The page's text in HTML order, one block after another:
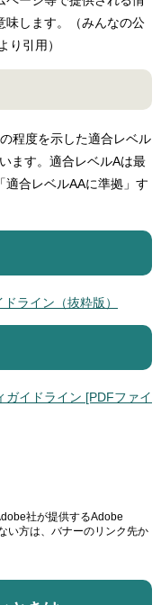
味します。（みんなの公
り引用）
程度を示した適合レベル
ます。適合レベルAは最
合レベルAAに準拠」す
ライン（抜粋版）
イドライン [PDFファイ
社が提供するAdobe
い方は、バナーのリンク先か